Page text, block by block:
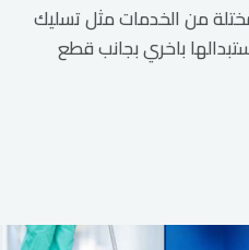
من الخدمات مثل تسليك
باخري بجانب قطع